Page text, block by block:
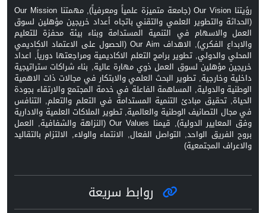
رؤيتنا Our Vision (جامعة متميزة علمياً ومعرفياً), مهمتنا Our Mission
(الحداثة والتطوير العلمي والتقني باتجاه أعداد خريجين مؤهلين لسوق
العمل والاسهام في التنمية المستدامة وبناء بيئة محفزة للتعليم
والابداع الفكري), الاهداف Our Aim (الحصول على الاعتماد الاكاديمي
المحلي والدولي, تطوير برامج التعلم الاكاديمية ومراجعتها دورياً, اعداد
خريجين مؤهلين لسوق العمل ذوي مهارة عالية, بناء شراكات ستراتيجية
داخلية وخارجية, تطوير البحث العلمي والابتكار في مجالات ذات الاهمية
الوطنية والدولية, المساهمة الفاعلة في خدمة المجتمع والارتقاء بجودة
الحياة, تحقيق مبادئ التنمية المستدامة في التعلم والتعلم, التنافس
في مجال التصانيف الوطنية والعالمية, تطوير الملاكات العلمية والادارية
وفق المعايير الدولية), قيمنا Our Values (النزاهة والشفافية, العمل
بروح الفريق الواحد, التواصل الفعال, الانتماء والولاء, الالتزام بالتقاليد
والاعراف المجتمعية)
روابط سريعة